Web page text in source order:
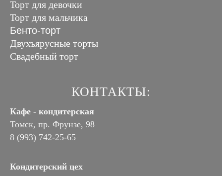
Торт для девочки
Торт для мальчика
Бенто-торт
Двухъярусные торты
Свадебный торт
КОНТАКТЫ:
Кафе - кондитерская
Томск, пр. Фрунзе, 98
8 (993) 742-25-65
Кондитерский цех